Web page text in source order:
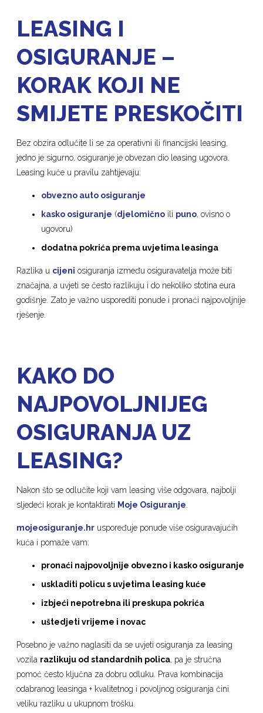
LEASING I
OSIGURANJE –
KORAK KOJI NE
SMIJETE PRESKOČITI
Bez obzira odlučite li se za operativni ili financijski leasing,
jedno je sigurno, osiguranje je obvezan dio leasing ugovora.
Leasing kuće u pravilu zahtijevaju:
obvezno auto osiguranje
kasko osiguranje (djelomično ili puno, ovisno o
ugovoru)
dodatna pokrića prema uvjetima leasinga
Razlika u cijeni osiguranja između osiguravatelja može biti
značajna, a uvjeti se često razlikuju i do nekoliko stotina eura
godišnje. Zato je važno usporediti ponude i pronaći najpovoljnije
rješenje.
KAKO DO
NAJPOVOLJNIJEG
OSIGURANJA UZ
LEASING?
Nakon što se odlučite koji vam leasing više odgovara, najbolji
sljedeći korak je kontaktirati Moje Osiguranje.
mojeosiguranje.hr uspoređuje ponude više osiguravajućih
kuća i pomaže vam:
pronaći najpovoljnije obvezno i kasko osiguranje
uskladiti policu s uvjetima leasing kuće
izbjeći nepotrebna ili preskupa pokrića
uštedjeti vrijeme i novac
Posebno je važno naglasiti da se uvjeti osiguranja za leasing
vozila razlikuju od standardnih polica, pa je stručna
pomoć često ključna za dobru odluku. Prava kombinacija
odabranog leasinga + kvalitetnog i povoljnog osiguranja čini
veliku razliku u ukupnom trošku.